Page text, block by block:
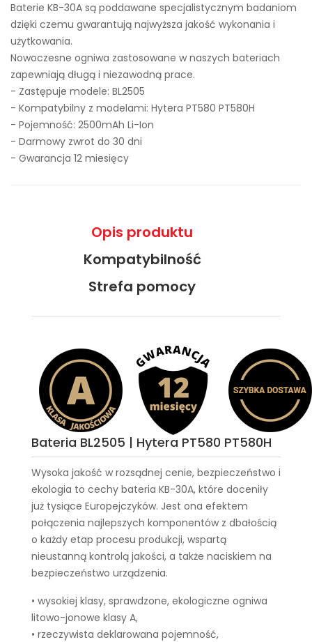
Baterie KB-30A są poddawane specjalistycznym badaniom
dzięki czemu gwarantują najwyższa jakość wykonania i
użytkowania.
Nowoczesne ogniwa zastosowane w naszych bateriach
zapewniają długą i niezawodną prace.
- Zastępuje modele: BL2505
- Kompatybilny z modelami: Hytera PT580 PT580H
- Pojemność: 2500mAh Li-Ion
- Darmowy zwrot do 30 dni
- Gwarancja 12 miesięcy
Opis produktu
Kompatybilność
Strefa pomocy
Bateria BL2505 | Hytera PT580 PT580H
Wysoka jakość w rozsądnej cenie, bezpieczeństwo i
ekologia to cechy bateria KB-30A, które doceniły
już tysiące Europejczyków. Jest ona efektem
połączenia najlepszych komponentów z dbałością
o każdy etap procesu produkcji, wspartą
nieustanną kontrolą jakości, a także naciskiem na
bezpieczeństwo urządzenia.
• wysokiej klasy, sprawdzone, ekologiczne ogniwa
litowo-jonowe klasy A,
• rzeczywista deklarowana pojemność,